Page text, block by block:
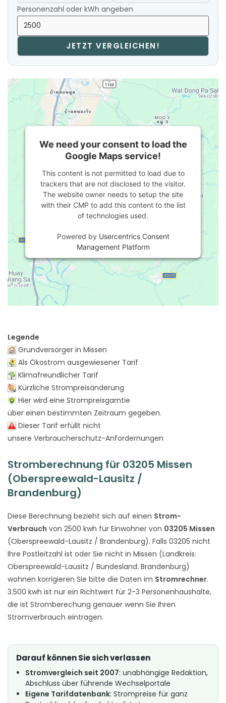
Personenzahl oder kWh angeben
JETZT VERGLEICHEN!
We need your consent to load the
Google Maps service!
This content is not permitted to load due to
trackers that are not disclosed to the visitor.
The website owner needs to setup the site
with their CMP to add this content to the list
of technologies used.
Powered by Usercentrics Consent
Management Platform
Legende
Grundversorger in Missen
Als Ökostrom ausgewiesener Tarif
Klimafreundlicher Tarif
Kürzliche Strompreisänderung
Hier wird eine Strompreisgarntie
über einen bestimmten Zeitraum gegeben.
Dieser Tarif erfüllt nicht
unsere Verbraucherschutz-Anfordernungen
Stromberechnung für 03205 Missen
(Oberspreewald-Lausitz /
Brandenburg)
Diese Berechnung bezieht sich auf einen Strom-
Verbrauch von 2500 kwh für Einwohner von 03205 Missen
(Oberspreewald-Lausitz / Brandenburg). Falls 03205 nicht
Ihre Postleitzahl ist oder Sie nicht in Missen (Landkreis:
Oberspreewald-Lausitz / Bundesland: Brandenburg)
wohnen korrigieren Sie bitte die Daten im Stromrechner.
3.500 kwh ist nur ein Richtwert für 2-3 Personenhaushalte,
die ist Stromberechung genauer wenn Sie Ihren
Stromverbrauch eintragen.
Darauf können Sie sich verlassen
Stromvergleich seit 2007: unabhängige Redaktion,
Abschluss über führende Wechselportale
Eigene Tarifdatenbank: Strompreise für ganz